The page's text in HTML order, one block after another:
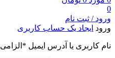
0
ورود / ثبت نام
ورود ایجاد یک حساب کاربری
نام کاربری یا آدرس ایمیل * الزامی